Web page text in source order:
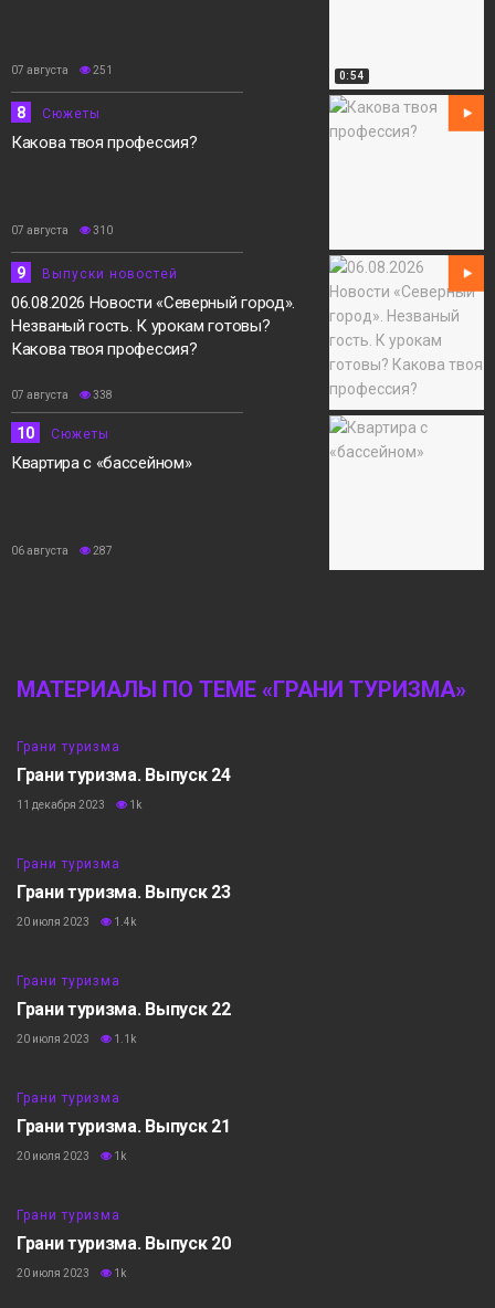
0:54
07 августа 251
8 Сюжеты
Какова твоя профессия?
07 августа 310
9 Выпуски новостей
06.08.2026 Новости «Северный город».
Незваный гость. К урокам готовы?
Какова твоя профессия?
07 августа 338
10 Сюжеты
Квартира с «бассейном»
06 августа 287
МАТЕРИАЛЫ ПО ТЕМЕ «ГРАНИ ТУРИЗМА»
Грани туризма
Грани туризма. Выпуск 24
11 декабря 2023
1k
Грани туризма
Грани туризма. Выпуск 23
20 июля 2023
1.4k
Грани туризма
Грани туризма. Выпуск 22
20 июля 2023
1.1k
Грани туризма
Грани туризма. Выпуск 21
20 июля 2023
1k
Грани туризма
Грани туризма. Выпуск 20
20 июля 2023
1k